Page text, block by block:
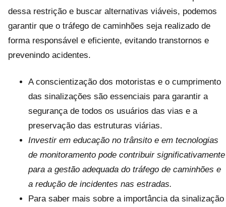
dessa restrição e buscar alternativas viáveis, podemos
garantir que o tráfego de caminhões seja realizado de
forma responsável e eficiente, evitando transtornos e
prevenindo acidentes.
A conscientização dos motoristas e o cumprimento
das sinalizações são essenciais para garantir a
segurança de todos os usuários das vias e a
preservação das estruturas viárias.
Investir em educação no trânsito e em tecnologias
de monitoramento pode contribuir significativamente
para a gestão adequada do tráfego de caminhões e
a redução de incidentes nas estradas.
Para saber mais sobre a importância da sinalização